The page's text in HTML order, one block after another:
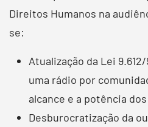
Direitos Humanos na
se:
Atualização da Lei
uma rádio por
alcance e a potência
Desburocratização da